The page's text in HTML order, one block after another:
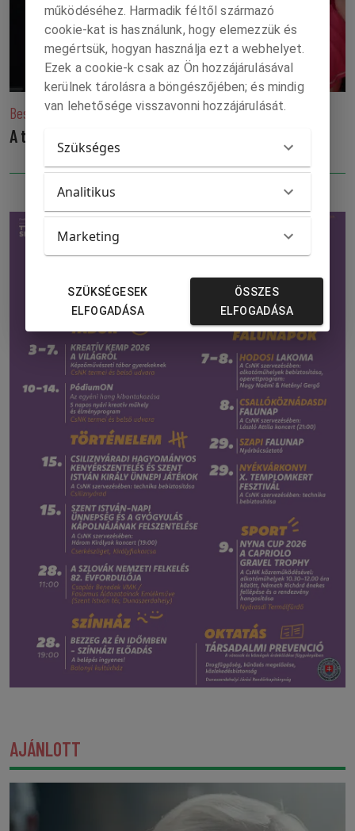
Beszámoló a DanceOut United országos fordulójáról
A tánc kinyilatkozás. A tánc szerelem.
AJÁNLOTT
működéséhez. Harmadik féltől származó
cookie-kat is használunk, hogy elemezzük és
megértsük, hogyan használja ezt a webhelyet.
Ezek a cookie-k csak az Ön hozzájárulásával
kerülnek tárolásra a böngészőjében; és mindig
van lehetősége visszavonni hozzájárulását.
Szükséges
Analitikus
Marketing
SZÜKSÉGESEK
ELFOGADÁSA
ÖSSZES
ELFOGADÁSA